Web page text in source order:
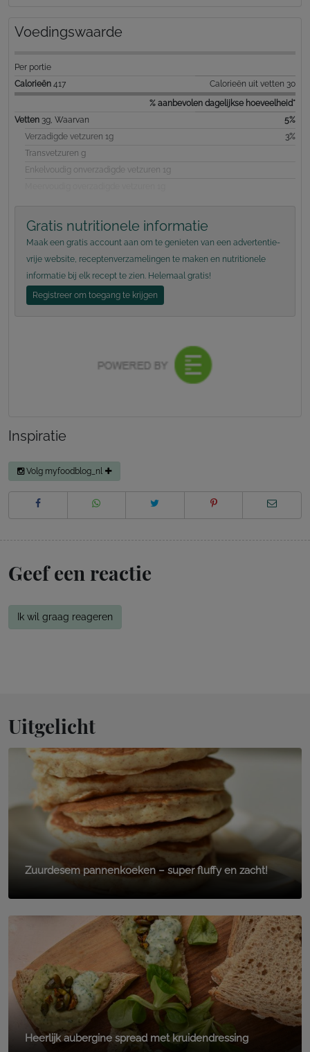
Voedingswaarde
Per portie
Calorieën 417
Calorieën uit vetten 30
% aanbevolen dagelijkse hoeveelheid*
Vetten 3g, Waarvan
5%
Verzadigde vetzuren 1g
3%
Transvetzuren g
Enkelvoudig onverzadigde vetzuren 1g
Gratis nutritionele informatie
Maak een gratis account aan om te genieten van een advertentie-
vrije website, receptenverzamelingen te maken en nutritionele
informatie bij elk recept te zien. Helemaal gratis!
Registreer om toegang te krijgen
Inspiratie
Volg myfoodblog_nl
Geef een reactie
Ik wil graag reageren
Uitgelicht
Zuurdesem pannenkoeken – super fluffy en zacht!
Heerlijk aubergine spread met kruidendressing